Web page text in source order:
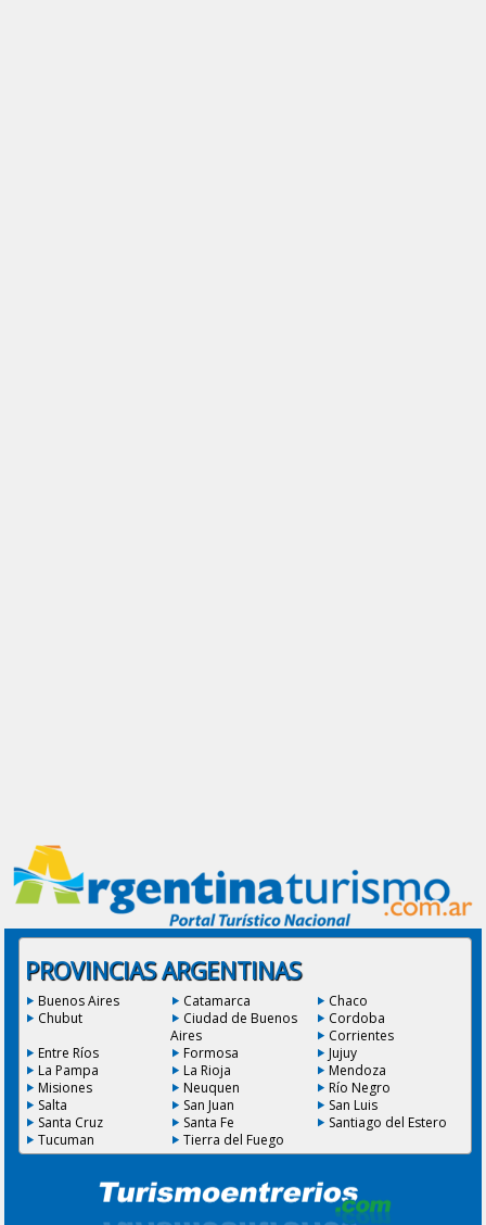
PROVINCIAS ARGENTINAS
Buenos Aires Catamarca
Chaco
Chubut
Ciudad de Buenos
Aires
Cordoba
Corrientes
Entre Ríos
Formosa
Jujuy
La Pampa
La Rioja
Mendoza
Misiones
Neuquen
Río Negro
Salta
San Juan
San Luis
Santa Cruz
Santa Fe
Santiago del Estero
Tucuman
Tierra del Fuego